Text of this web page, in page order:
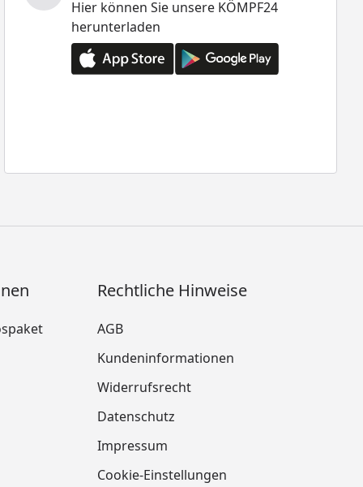
Hier können Sie unsere KÖMPF24
herunterladen
Rechtliche Hinweise
AGB
Kundeninformationen
Widerrufsrecht
Datenschutz
Impressum
Cookie-Einstellungen